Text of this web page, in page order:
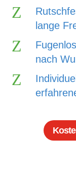
Z
lange
Z
nach
Z